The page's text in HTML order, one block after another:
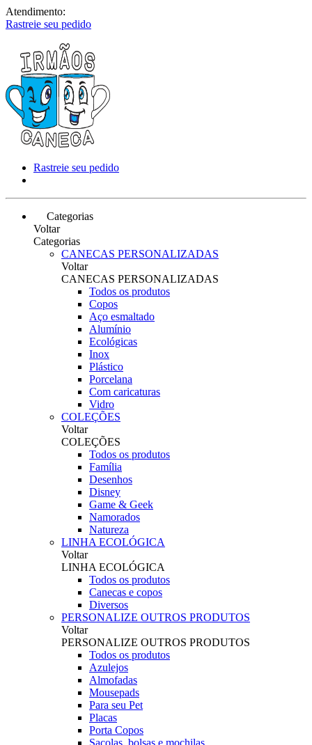
Atendimento:
Rastreie seu pedido
Rastreie seu pedido
Categorias
Voltar
Categorias
CANECAS PERSONALIZADAS
Voltar
CANECAS PERSONALIZADAS
Todos os produtos
Copos
Aço esmaltado
Alumínio
Ecológicas
Inox
Plástico
Porcelana
Com caricaturas
Vidro
COLEÇÕES
Voltar
COLEÇÕES
Todos os produtos
Família
Desenhos
Disney
Game & Geek
Namorados
Natureza
LINHA ECOLÓGICA
Voltar
LINHA ECOLÓGICA
Todos os produtos
Canecas e copos
Diversos
PERSONALIZE OUTROS PRODUTOS
Voltar
PERSONALIZE OUTROS PRODUTOS
Todos os produtos
Azulejos
Almofadas
Mousepads
Para seu Pet
Placas
Porta Copos
Sacolas, bolsas e mochilas